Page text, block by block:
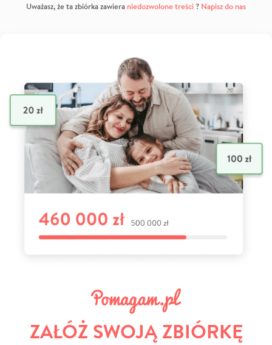
Uważasz, że ta zbiórka zawiera niedozwolone treści? Napisz do nas
ZAŁÓŻ SWOJĄ ZBIÓRKĘ